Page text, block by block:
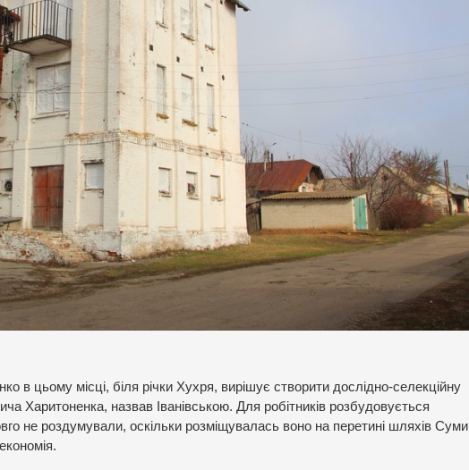
в цьому місці, біля річки Хухря, вирішує створити дослідно-селекційну
Харитоненка, назвав Іванівською. Для робітників розбудовується
не роздумували, оскільки розміщувалась воно на перетині шляхів Суми